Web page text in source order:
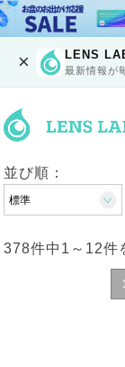
× LENS
最新情報が
並び順：
378件中 1 ～ 12件